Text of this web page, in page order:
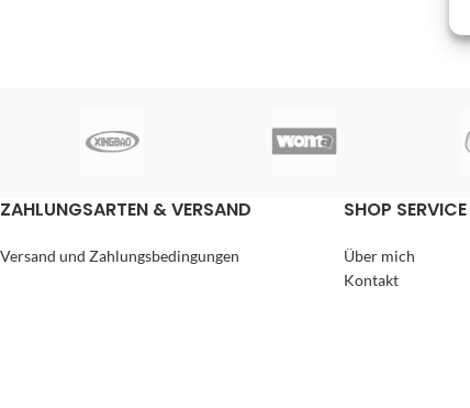
ZAHLUNGSARTEN & VERSAND
Versand und Zahlungsbedingungen
SHOP SERVICE
Über mich
Kontakt